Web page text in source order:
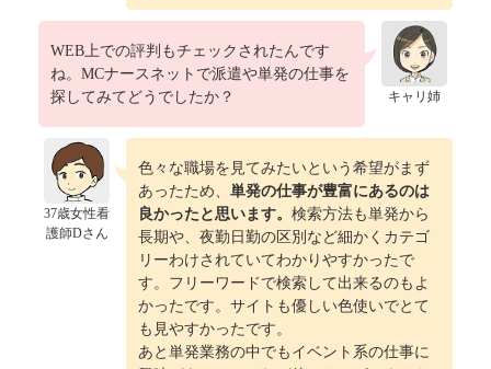
キャリ姉
WEB上での評判もチェックされたんです
ね。MCナースネットで派遣や単発の仕事を
探してみてどうでしたか？
37歳女性看
護師Dさん
色々な職場を見てみたいという希望がまず
あったため、 単発の仕事が豊富にあるのは
良かったと思います。 検索方法も単発から
長期や、夜勤日勤の区別など細かくカテゴ
リーわけされていてわかりやすかったで
す。フリーワードで検索して出来るのもよ
かったです。サイトも優しい色使いでとて
も見やすかったです。
あと単発業務の中でもイベント系の仕事に